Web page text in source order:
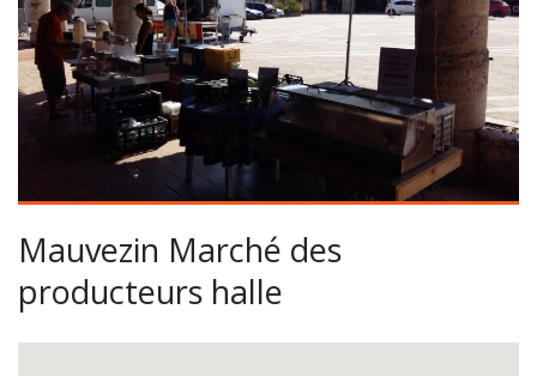
Mauvezin Marché des
producteurs halle